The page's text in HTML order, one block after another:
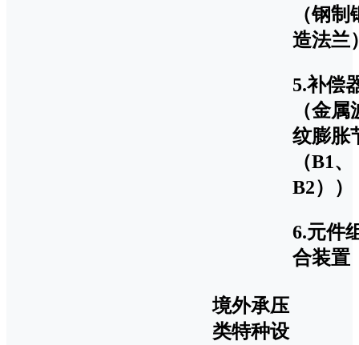
（钢制
造法兰
5.补偿
（金属
纹膨胀
（B1、
B2））
6.元件
合装置
境外承压
类特种设